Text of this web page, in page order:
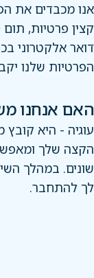
אנו מכבדים את
קצין פרטיות,
הפרטיות שלנו
האם אנחנו
עוגיה - היא
הקצה שלך
שונים. במהלך
לך להתחבר.